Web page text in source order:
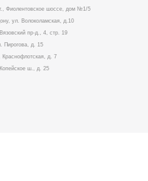
Фиолентовское шоссе, дом №1/5
ул. Волоколамская, д.10
пр-д., 4, стр. 19
Пирогова, д. 15
Краснофлотская, д. 7
ш., д. 25